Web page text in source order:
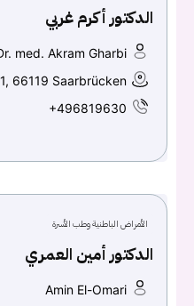
الدكتور أكرم غربي
med. Akram Gharbi
66119 Saarbrücken
+496819630
الأمراض الباطنية وطب الأسرة
الدكتور أمين العمري
Amin El-Omari